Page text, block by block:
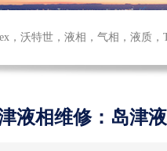
，沃特世 ，液相 ，气相 ，液质 ，
液相维修：岛津